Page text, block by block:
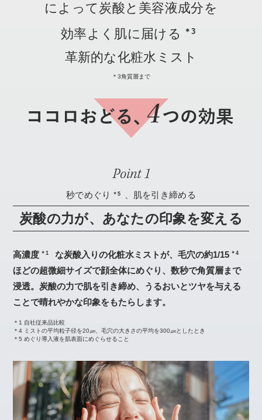
によって炭酸と美容液成分を
効率よく肌に届ける
＊3
革新的な化粧水ミスト
＊3角質層まで
秒でめぐり ＊5 、肌を引き締める
炭酸の力が、あなたの印象を変える
高濃度 ＊1 な炭酸入りの化粧水ミストが、毛穴の約1/15 ＊4
ほどの超微細サイズで顔全体にめぐり、数秒で角質層まで
浸透。炭酸の力で肌を引き締め、うるおいとツヤを与える
ことで晴れやかな印象をもたらします。
＊1 自社従来品比較
＊4 ミストの平均粒子径を20㎛、毛穴の大きさの平均を300㎛としたとき
＊5 めぐり導入液を肌表面にめぐらせること